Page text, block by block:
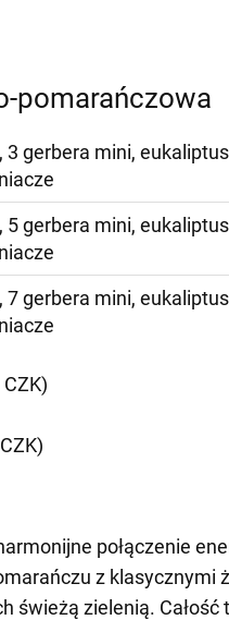
pomarańczowa
3 gerbera mini,
5 gerbera mini,
7 gerbera mini,
połączenie
z klasycznymi
świeżą zielenią. Całość